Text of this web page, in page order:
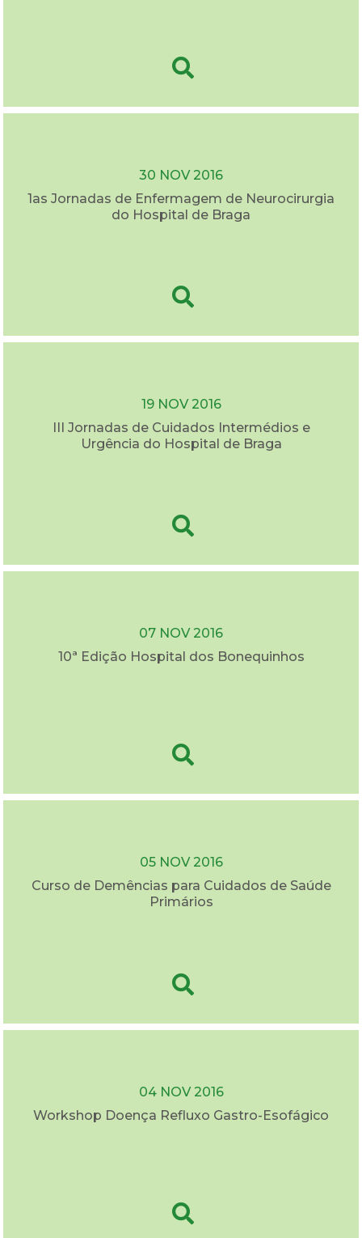
30 NOV 2016
1as Jornadas de Enfermagem de Neurocirurgia
do Hospital de Braga
19 NOV 2016
III Jornadas de Cuidados Intermédios e
Urgência do Hospital de Braga
07 NOV 2016
10ª Edição Hospital dos Bonequinhos
05 NOV 2016
Curso de Demências para Cuidados de Saúde
Primários
04 NOV 2016
Workshop Doença Refluxo Gastro-Esofágico